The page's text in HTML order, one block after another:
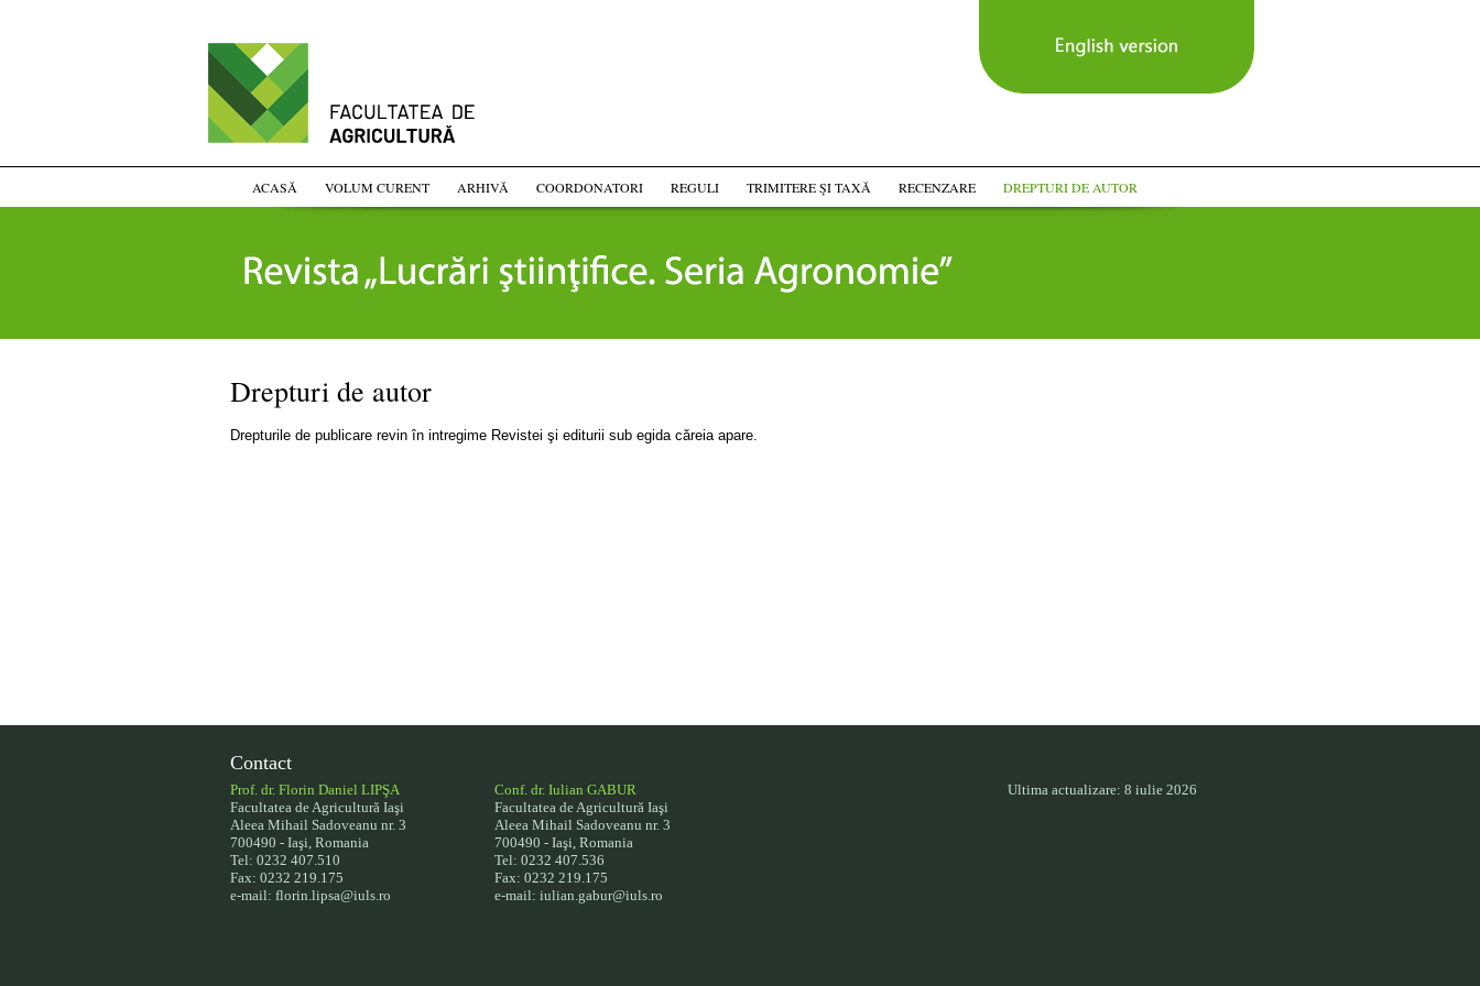
ACASĂ VOLUM CURENT ARHIVĂ COORDONATORI REGULI TRIMITERE ŞI TAXĂ RECENZARE DREPTURI DE AUTOR
Drepturi de autor
Drepturile de publicare revin în intregime Revistei şi editurii sub egida căreia apare.
Contact
Prof. dr. Florin Daniel LIPŞA
Facultatea de Agricultură Iaşi
Aleea Mihail Sadoveanu nr. 3
700490 - Iaşi, Romania
Tel: 0232 407.510
Fax: 0232 219.175
e-mail: florin.lipsa@iuls.ro
Conf. dr. Iulian GABUR
Facultatea de Agricultură Iaşi
Aleea Mihail Sadoveanu nr. 3
700490 - Iaşi, Romania
Tel: 0232 407.536
Fax: 0232 219.175
e-mail: iulian.gabur@iuls.ro
Ultima actualizare: 8 iulie 2026